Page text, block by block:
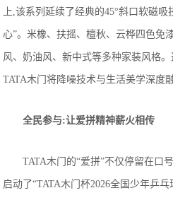
上,该系列延续了经典的45°斜口软磁
心”。米橡、扶摇、檀秋、云桦四色免
风、奶油风、新中式等多种家装风格
TATA木门将降噪技术与生活美学深度
全民参与:让爱拼精神薪火相传
TATA木门的“爱拼”不仅停留在口
启动了“TATA木门杯2026全国少年乒